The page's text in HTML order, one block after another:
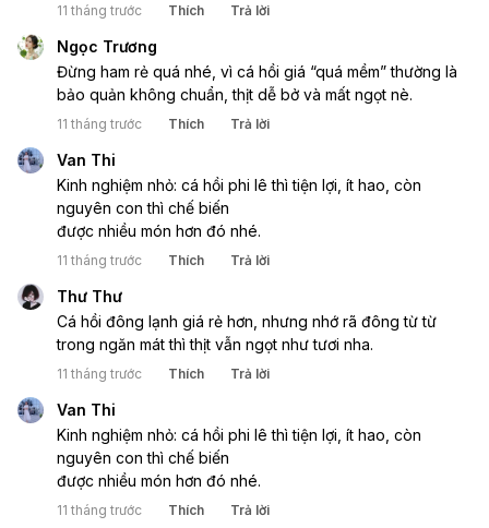
11 tháng trước Thích Trả lời
Ngọc Trương
Đừng ham rẻ quá nhé, vì cá hồi giá “quá mềm” thường là
bảo quản không chuẩn, thịt dễ bở và mất ngọt nè.
11 tháng trước Thích Trả lời
Van Thi
Kinh nghiệm nhỏ: cá hồi phi lê thì tiện lợi, ít hao, còn
nguyên con thì chế biến
được nhiều món hơn đó nhé.
11 tháng trước Thích Trả lời
Thư Thư
Cá hồi đông lạnh giá rẻ hơn, nhưng nhớ rã đông từ từ
trong ngăn mát thì thịt vẫn ngọt như tươi nha.
11 tháng trước Thích Trả lời
Van Thi
Kinh nghiệm nhỏ: cá hồi phi lê thì tiện lợi, ít hao, còn
nguyên con thì chế biến
được nhiều món hơn đó nhé.
11 tháng trước Thích Trả lời